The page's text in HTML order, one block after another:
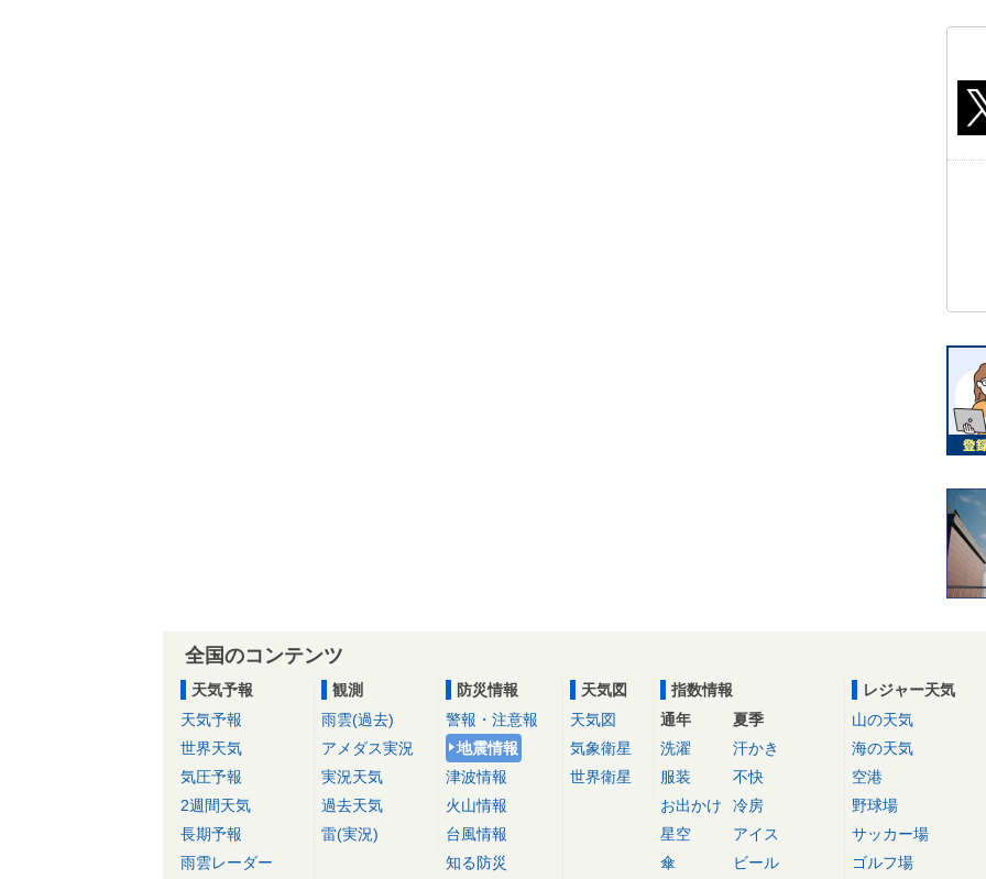
全国のコンテンツ
天気予報
天気予報
世界天気
気圧予報
2週間天気
長期予報
雨雲レーダー
観測
雨雲(過去)
アメダス実況
実況天気
過去天気
雷(実況)
防災情報
警報・注意報
地震情報
津波情報
火山情報
台風情報
知る防災
天気図
天気図
気象衛星
世界衛星
指数情報
通年
洗濯
服装
お出かけ
星空
傘
夏季
汗かき
不快
冷房
アイス
ビール
レジャー天気
山の天気
海の天気
空港
野球場
サッカー場
ゴルフ場